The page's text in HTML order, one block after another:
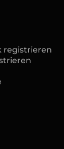
registrieren